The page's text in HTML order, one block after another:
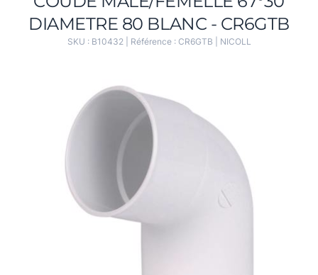
DIAMETRE 80 BLANC - CR6GTB
SKU : B10432| Référence : CR6GTB NICOLL